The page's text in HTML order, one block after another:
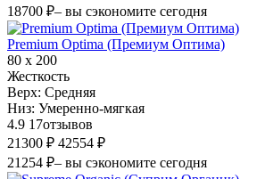
18700 ₽– вы сэкономите сегодня
Premium Optima (Премиум Оптима)
80 х 200
Жесткость
Верх: Средняя
Низ: Умеренно-мягкая
4.9 17отзывов
21300 ₽ 42554 ₽
21254 ₽– вы сэкономите сегодня